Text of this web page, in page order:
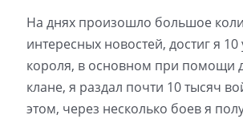
На днях произошло большое
интересных новостей, достиг я 10
короля, в основном при помощи
клане, я раздал почти 10 тысяч
этом, через несколько боев я